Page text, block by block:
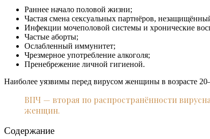
Раннее начало половой жизни;
Частая смена сексуальных партнёров,
Инфекции мочеполовой системы и хронические
Частые аборты;
Ослабленный иммунитет;
Чрезмерное употребление алкоголя;
Пренебрежение личной гигиеной.
Наиболее уязвимы перед вирусом женщины в возрасте
ВПЧ — вторая по распространённости
женщин.
Содержание